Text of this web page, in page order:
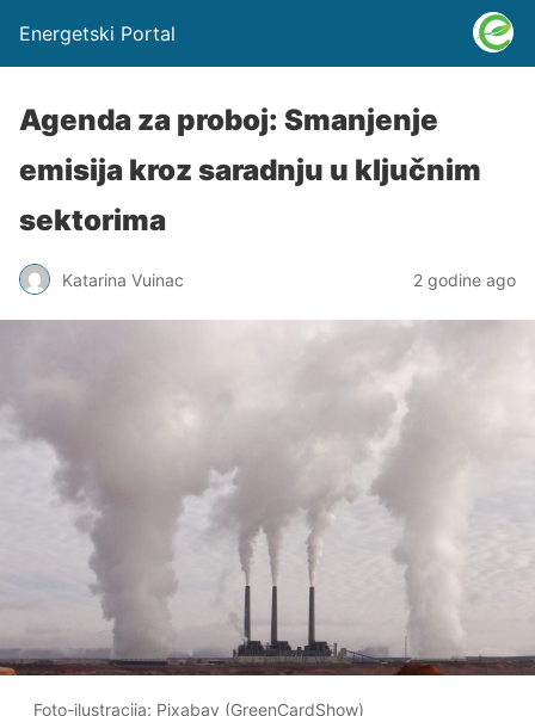
Energetski Portal
Agenda za proboj: Smanjenje
emisija kroz saradnju u ključnim
sektorima
Katarina Vuinac 2 godine ago
Foto-ilustracija: Pixabay (GreenCardShow)